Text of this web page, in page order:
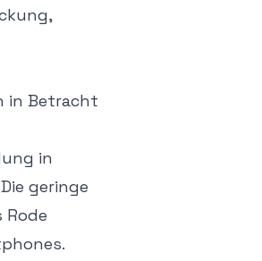
in Betracht
in
geringe
Rode